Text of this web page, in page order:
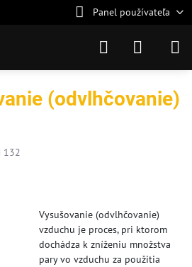
Panel používateľa
(odvlhčovanie)
132
Vysušovanie (odvlhčovanie)
vzduchu je proces, pri ktorom
dochádza k zníženiu množstva
pary vo vzduchu za použitia